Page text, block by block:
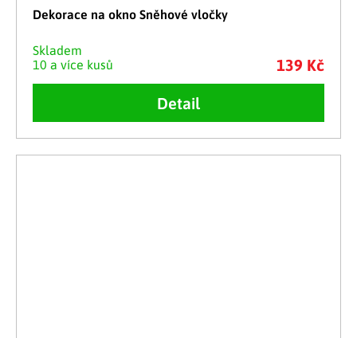
Dekorace na okno Sněhové vločky
Skladem
10 a více kusů
139 Kč
Detail